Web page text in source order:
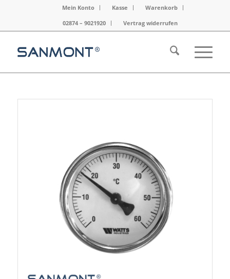
Mein Konto Kasse
Warenkorb
02874 – 9021920
Vertrag widerrufen